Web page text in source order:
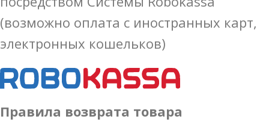
(возможно оплата с иностранных карт,
электронных кошельков)
Правила возврата товара